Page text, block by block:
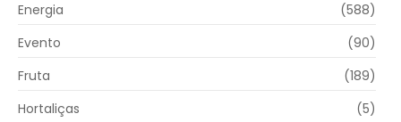
Energia
(588)
Evento
(90)
Fruta
(189)
Hortaliças
(5)